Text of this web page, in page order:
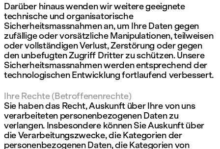
Darüber hinaus wenden wir weitere geeignete
technische und organisatorische
Sicherheitsmassnahmen an, um Ihre Daten gegen
zufällige oder vorsätzliche Manipulationen, teilweisen
oder vollständigen Verlust, Zerstörung oder gegen
den unbefugten Zugriff Dritter zu schützen. Unsere
Sicherheitsmassnahmen werden entsprechend der
technologischen Entwicklung fortlaufend verbessert.
Ihre Rechte (Betroffenenrechte)
Sie haben das Recht, Auskunft über Ihre von uns
verarbeiteten personenbezogenen Daten zu
verlangen. Insbesondere können Sie Auskunft über
die Verarbeitungszwecke, die Kategorien der
personenbezogenen Daten, die Kategorien von